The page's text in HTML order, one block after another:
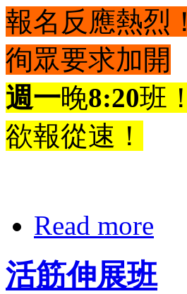
報名反應熱烈！
徇眾要求加開
週一晚8:20班 ！
欲報從速！
Read more
活筋伸展班